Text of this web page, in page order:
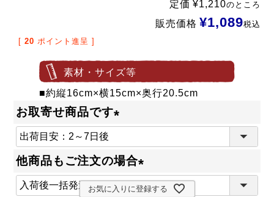
定価 ¥1,210のところ
販売価格 ¥1,089税込
[ 20 ポイント進呈 ]
素材・サイズ等
■約縦16cm×横15cm×奥行20.5cm
お取寄せ商品です
必
)
他商品もご注文の場合
(
お気に入りに登録する